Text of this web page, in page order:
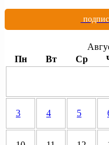
Пн
Вт Ср
3 4 5